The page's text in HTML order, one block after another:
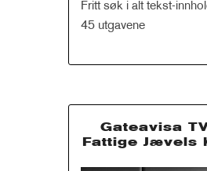
Fritt søk i alt tekst-
45 utgavene
Gateavisa
Fattige Jævels